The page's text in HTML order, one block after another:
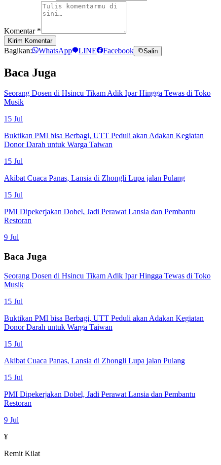
Komentar *
Kirim Komentar
Bagikan: WhatsApp LINE Facebook Salin
Baca Juga
Seorang Dosen di Hsincu Tikam Adik Ipar Hingga Tewas di Toko
Musik
15 Jul
Buktikan PMI bisa Berbagi, UTT Peduli akan Adakan Kegiatan
Donor Darah untuk Warga Taiwan
15 Jul
Akibat Cuaca Panas, Lansia di Zhongli Lupa jalan Pulang
15 Jul
PMI Dipekerjakan Dobel, Jadi Perawat Lansia dan Pembantu
Restoran
9 Jul
Baca Juga
Seorang Dosen di Hsincu Tikam Adik Ipar Hingga Tewas di Toko
Musik
15 Jul
Buktikan PMI bisa Berbagi, UTT Peduli akan Adakan Kegiatan
Donor Darah untuk Warga Taiwan
15 Jul
Akibat Cuaca Panas, Lansia di Zhongli Lupa jalan Pulang
15 Jul
PMI Dipekerjakan Dobel, Jadi Perawat Lansia dan Pembantu
Restoran
9 Jul
¥
Remit Kilat